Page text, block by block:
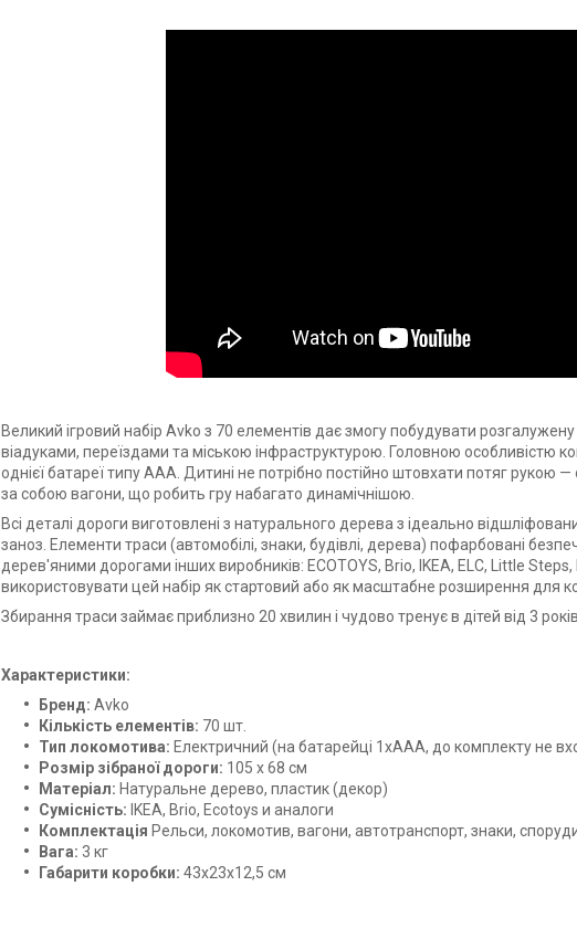
Великий ігровий набір Avko з 70 елементів дає змогу побудувати
віадуками, переїздами та міською інфраструктурою. Головною особливістю
однієї батареї типу ААА. Дитині не потрібно постійно штовхати потяг рукою
за собою вагони, що робить гру набагато динамічнішою.
Всі деталі дороги виготовлені з натурального дерева з ідеально
заноз. Елементи траси (автомобілі, знаки, будівлі, дерева) пофарбовані
дерев'яними дорогами інших виробників: ECOTOYS, Brio, IKEA, ELC, Little
використовувати цей набір як стартовий або як масштабне розширення для
Збирання траси займає приблизно 20 хвилин і чудово тренує в дітей від 3
Характеристики:
Бренд: Avko
Кількість елементів: 70 шт.
Тип локомотива: Електричний (на батарейці 1хААА, до комплекту не
Розмір зібраної дороги: 105 х 68 см
Матеріал: Натуральне дерево, пластик (декор)
Сумісність: IKEA, Brio, Ecotoys и аналоги
Комплектація Рельси, локомотив, вагони, автотранспорт, знаки,
Вага: 3 кг
Габарити коробки: 43х23х12,5 см